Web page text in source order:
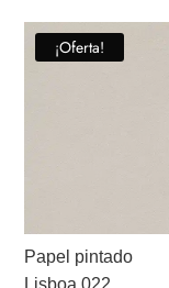
era:
es:
¡Oferta!
Papel pintado